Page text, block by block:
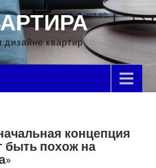
квартир
концепция
быть похож на